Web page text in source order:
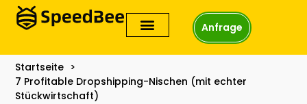
Anfrage
Startseite
7 Profitable Dropshipping-Nischen (mit echter
Stückwirtschaft)